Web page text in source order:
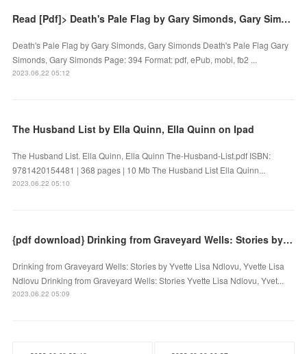
Read [Pdf]> Death's Pale Flag by Gary Simonds, Gary Simonds
Death's Pale Flag by Gary Simonds, Gary Simonds Death's Pale Flag Gary
Simonds, Gary Simonds Page: 394 Format: pdf, ePub, mobi, fb2 ...
2023.06.22 05:12
The Husband List by Ella Quinn, Ella Quinn on Ipad
The Husband List. Ella Quinn, Ella Quinn The-Husband-List.pdf ISBN:
9781420154481 | 368 pages | 10 Mb The Husband List Ella Quinn...
2023.06.22 05:10
{pdf download} Drinking from Graveyard Wells: Stories by Yvette Lisa Ndlovu, Yvette Lisa Ndlovu
Drinking from Graveyard Wells: Stories by Yvette Lisa Ndlovu, Yvette Lisa
Ndlovu Drinking from Graveyard Wells: Stories Yvette Lisa Ndlovu, Yvet...
2023.06.22 05:09